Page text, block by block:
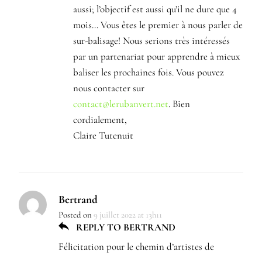
aussi; l’objectif est aussi qu’il ne dure que 4
mois… Vous êtes le premier à nous parler de
sur-balisage! Nous serions très intéressés
par un partenariat pour apprendre à mieux
baliser les prochaines fois. Vous pouvez
nous contacter sur
contact@lerubanvert.net. Bien
cordialement,
Claire Tutenuit
Bertrand
Posted on 9 juillet 2022 at 13h11
REPLY TO BERTRAND
Félicitation pour le chemin d’artistes de